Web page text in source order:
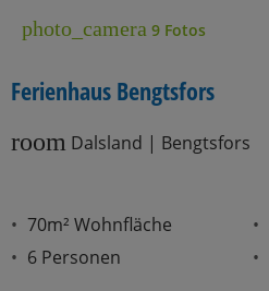
photo_camera 9 Fotos
Ferienhaus Bengtsfors
room Dalsland | Bengtsfors
70m² Wohnfläche
6 Personen